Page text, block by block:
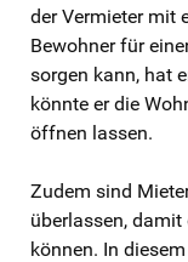
der Vermieter mit
Bewohner für
sorgen kann, hat
könnte er die
öffnen lassen.
Zudem sind
überlassen, damit
können. In